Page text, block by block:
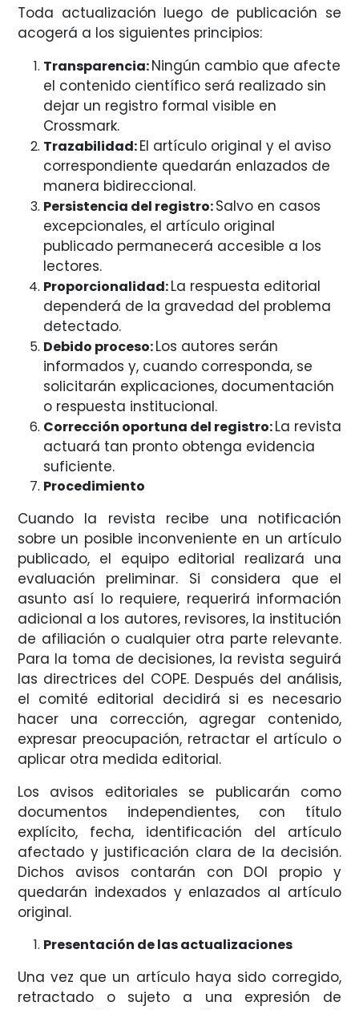
Toda actualización luego de publicación se
acogerá a los siguientes principios:
Transparencia:Ningún cambio que afecte
el contenido científico será realizado sin
dejar un registro formal visible en
Crossmark.
Trazabilidad:El artículo original y el aviso
correspondiente quedarán enlazados de
manera bidireccional.
Persistencia del registro:Salvo en casos
excepcionales, el artículo original
publicado permanecerá accesible a los
lectores.
Proporcionalidad:La respuesta editorial
dependerá de la gravedad del problema
detectado.
Debido proceso:Los autores serán
informados y, cuando corresponda, se
solicitarán explicaciones, documentación
o respuesta institucional.
Corrección oportuna del registro:La revista
actuará tan pronto obtenga evidencia
suficiente.
Procedimiento
Cuando la revista recibe una notificación
sobre un posible inconveniente en un artículo
publicado, el equipo editorial realizará una
evaluación preliminar. Si considera que el
asunto así lo requiere, requerirá información
adicional a los autores, revisores, la institución
de afiliación o cualquier otra parte relevante.
Para la toma de decisiones, la revista seguirá
las directrices del COPE. Después del análisis,
el comité editorial decidirá si es necesario
hacer una corrección, agregar contenido,
expresar preocupación, retractar el artículo o
aplicar otra medida editorial.
Los avisos editoriales se publicarán como
documentos independientes, con título
explícito, fecha, identificación del artículo
afectado y justificación clara de la decisión.
Dichos avisos contarán con DOI propio y
quedarán indexados y enlazados al artículo
original.
Presentación de las actualizaciones
Una vez que un artículo haya sido corregido,
retractado o sujeto a una expresión de